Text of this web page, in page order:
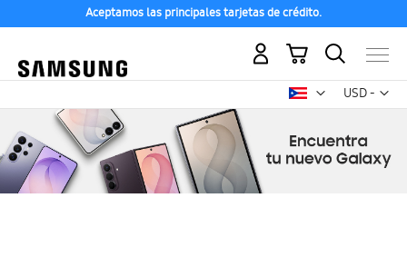
Aceptamos las principales tarjetas de crédito.
USD -
dólar
Mi carrito